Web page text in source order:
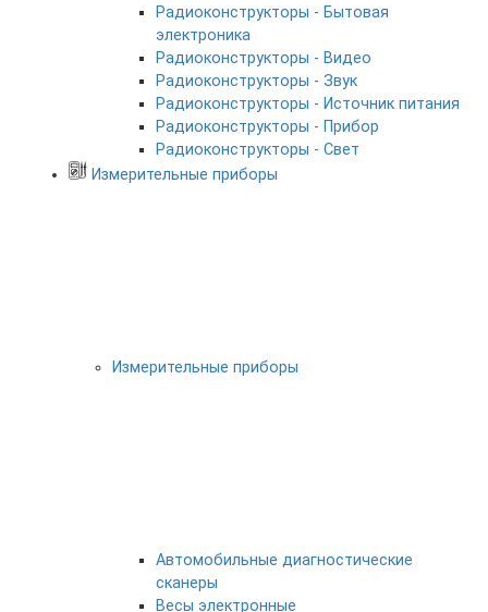
Радиоконструкторы - Бытовая
электроника
Радиоконструкторы - Видео
Радиоконструкторы - Звук
Радиоконструкторы - Источник питания
Радиоконструкторы - Прибор
Радиоконструкторы - Свет
Измерительные приборы
Измерительные приборы
Автомобильные диагностические
сканеры
Весы электронные